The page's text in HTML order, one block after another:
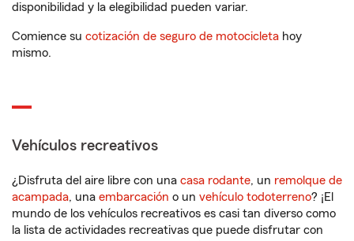
disponibilidad y la elegibilidad pueden variar.
Comience su cotización de seguro de motocicleta hoy
mismo.
Vehículos recreativos
¿Disfruta del aire libre con una casa rodante, un remolque de
acampada, una embarcación o un vehículo todoterreno? ¡El
mundo de los vehículos recreativos es casi tan diverso como
la lista de actividades recreativas que puede disfrutar con